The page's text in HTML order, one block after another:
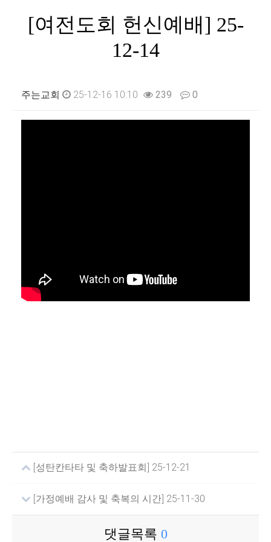
[여전도회 헌신예배] 25-
12-14
주는교회 25-12-16 10:10 239 0
[성탄칸타타 및 축하발표회] 25-12-21
[가정예배 감사 및 축복의 시간] 25-11-30
댓글목록 0